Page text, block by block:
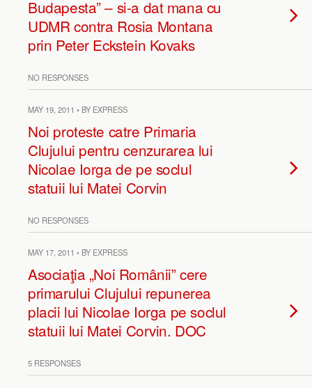
Budapesta” – si-a dat mana cu
UDMR contra Rosia Montana
prin Peter Eckstein Kovaks
NO RESPONSES
MAY 19, 2011 • BY EXPRESS
Noi proteste catre Primaria
Clujului pentru cenzurarea lui
Nicolae Iorga de pe soclul
statuii lui Matei Corvin
NO RESPONSES
MAY 17, 2011 • BY EXPRESS
Asociaţia „Noi Românii” cere
primarului Clujului repunerea
placii lui Nicolae Iorga pe soclul
statuii lui Matei Corvin. DOC
5 RESPONSES